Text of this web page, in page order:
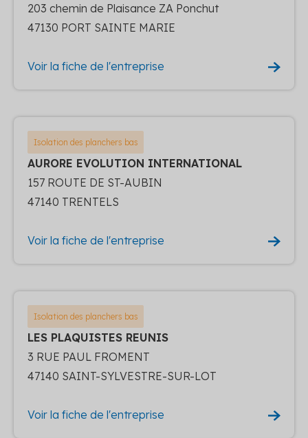
203 chemin de Plaisance ZA Ponchut
47130 PORT SAINTE MARIE
Voir la fiche de l'entreprise
Isolation des planchers bas
AURORE EVOLUTION INTERNATIONAL
157 ROUTE DE ST-AUBIN
47140 TRENTELS
Voir la fiche de l'entreprise
Isolation des planchers bas
LES PLAQUISTES REUNIS
3 RUE PAUL FROMENT
47140 SAINT-SYLVESTRE-SUR-LOT
Voir la fiche de l'entreprise